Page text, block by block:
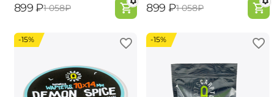
‍899‍ ₽‍1 058‍₽ ‍899‍ ₽‍1 058‍₽
-15% -15%